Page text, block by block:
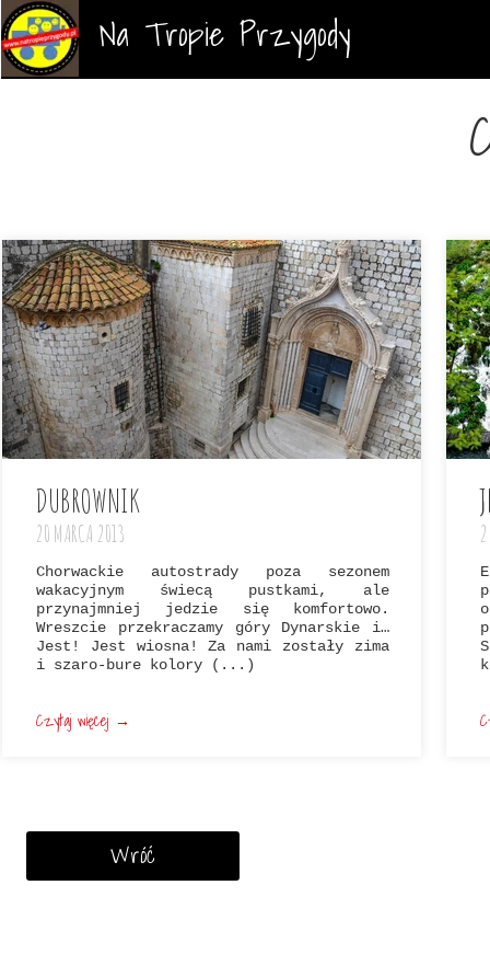
Na Tropie Przygody
Wróć
DUBROWNIK
20 MARCA 2013
Chorwackie autostrady poza sezonem
wakacyjnym świecą pustkami, ale
przynajmniej jedzie się komfortowo.
Wreszcie przekraczamy góry Dynarskie i…
Jest! Jest wiosna! Za nami zostały zima
i szaro-bure kolory (...)
Czytaj więcej →